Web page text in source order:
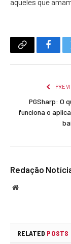
Copy
PGSharp: O
funciona o
Redação
Website
RELATED POSTS